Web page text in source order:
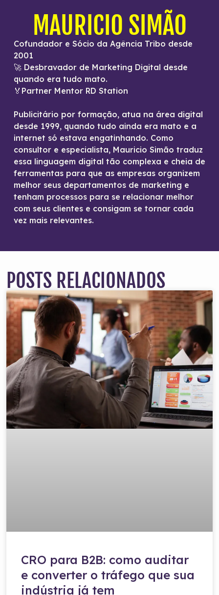
MAURICIO SIMÃO
Cofundador e Sócio da Agência Tribo desde
2001
🚀 Desbravador de Marketing Digital desde
quando era tudo mato.
🏅Partner Mentor RD Station
Publicitário por formação, atua na área digital
desde 1999, quando tudo ainda era mato e a
internet só estava engatinhando. Como
consultor e especialista, Mauricio Simão traduz
essa linguagem digital tão complexa e cheia de
ferramentas para que as empresas organizem
melhor seus departamentos de marketing e
tenham processos para se relacionar melhor
com seus clientes e consigam se tornar cada
vez mais relevantes.
POSTS RELACIONADOS
CRO para B2B: como auditar
e converter o tráfego que sua
indústria já tem